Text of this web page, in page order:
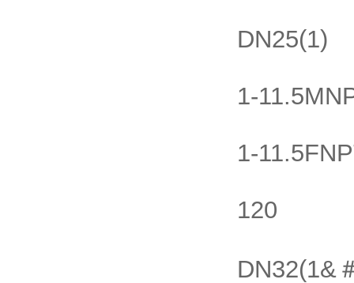
DN25(1)
1-
1-
120
DN32(1&